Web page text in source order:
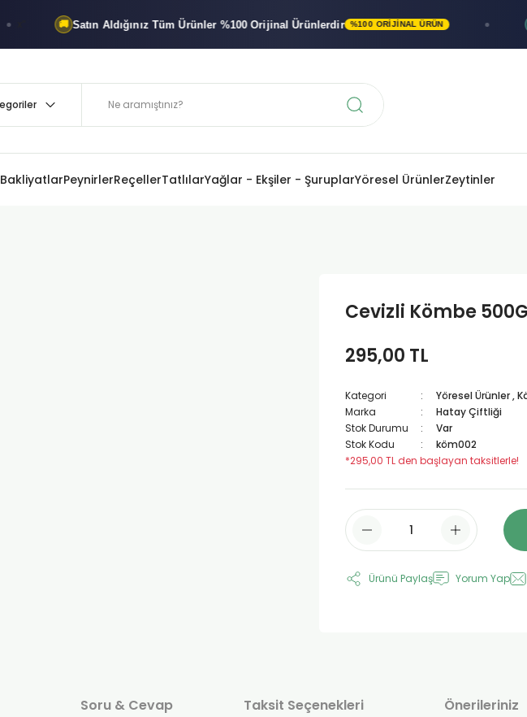
Satın Aldığınız Tüm Ürünler%100 OrijinalÜrünlerdir %100 ORIJINAL ÜRÜN
BakliyatlarPeynirlerReçellerTatlılarYağlar - Ekşiler - ŞuruplarYöresel ÜrünlerZeytinler
Cevizli Kömbe
295,00 TL
Kategori Yöresel Ürünler,
Marka
Hatay Çiftliği
Stok Durumu
Var
Stok Kodu
köm002
*295,00 TL den başlayan taksitlerle!
Ürünü Paylaş Yorum Yap
Soru & Cevap Taksit Seçenekleri Önerileriniz